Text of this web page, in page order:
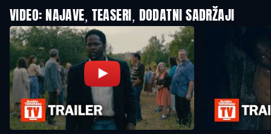
VIDEO: NAJAVE, TEASERI, DODATNI SADRŽAJI